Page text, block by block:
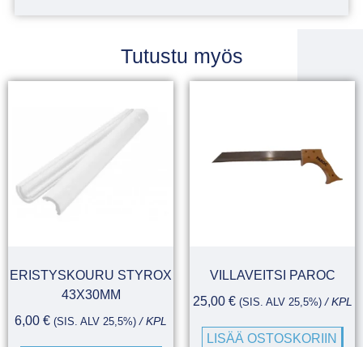
Tutustu myös
ERISTYSKOURU STYROX
43X30MM
6,00 € (SIS. ALV 25,5%) / KPL
VILLAVEITSI PAROC
25,00 € (SIS. ALV 25,5%)/ KPL
LISÄÄ OSTOSKORIIN